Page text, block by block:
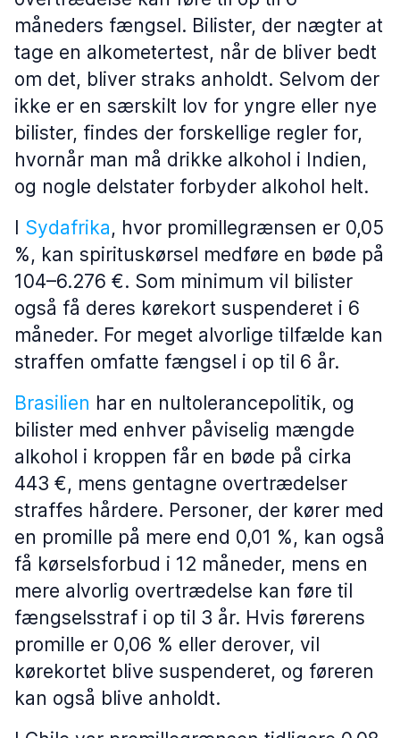
måneders fængsel. Bilister, der nægter at
tage en alkometertest, når de bliver bedt
om det, bliver straks anholdt. Selvom der
ikke er en særskilt lov for yngre eller nye
bilister, findes der forskellige regler for,
hvornår man må drikke alkohol i Indien,
og nogle delstater forbyder alkohol helt.
I Sydafrika, hvor promillegrænsen er 0,05
%, kan spirituskørsel medføre en bøde på
104–6.276 €. Som minimum vil bilister
også få deres kørekort suspenderet i 6
måneder. For meget alvorlige tilfælde kan
straffen omfatte fængsel i op til 6 år.
Brasilien har en nultolerancepolitik, og
bilister med enhver påviselig mængde
alkohol i kroppen får en bøde på cirka
443 €, mens gentagne overtrædelser
straffes hårdere. Personer, der kører med
en promille på mere end 0,01 %, kan også
få kørselsforbud i 12 måneder, mens en
mere alvorlig overtrædelse kan føre til
fængselsstraf i op til 3 år. Hvis førerens
promille er 0,06 % eller derover, vil
kørekortet blive suspenderet, og føreren
kan også blive anholdt.